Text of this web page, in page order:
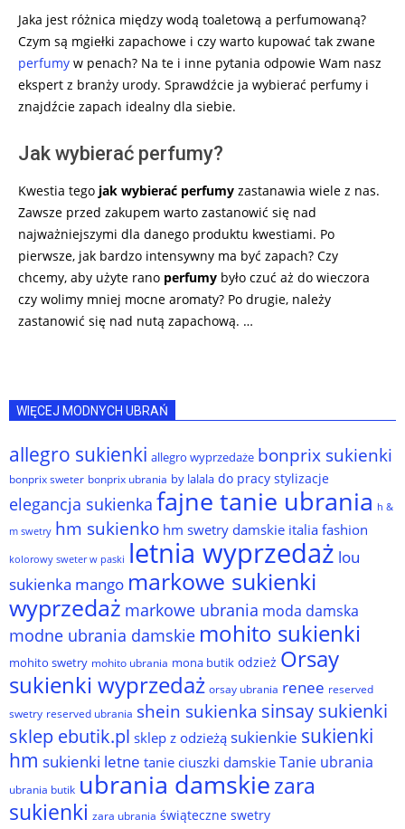
Jaka jest różnica między wodą toaletową a perfumowaną?
Czym są mgiełki zapachowe i czy warto kupować tak zwane
perfumy w penach? Na te i inne pytania odpowie Wam nasz
ekspert z branży urody. Sprawdźcie ja wybierać perfumy i
znajdźcie zapach idealny dla siebie.
Jak wybierać perfumy?
Kwestia tego jak wybierać perfumy zastanawia wiele z nas.
Zawsze przed zakupem warto zastanowić się nad
najważniejszymi dla danego produktu kwestiami. Po
pierwsze, jak bardzo intensywny ma być zapach? Czy
chcemy, aby użyte rano perfumy było czuć aż do wieczora
czy wolimy mniej mocne aromaty? Po drugie, należy
zastanowić się nad nutą zapachową. …
WIĘCEJ MODNYCH UBRAŃ
allegro sukienki allegro wyprzedaże bonprix sukienki
bonprix sweter bonprix ubrania by lalala do pracy stylizacje
elegancja sukienka fajne tanie ubrania h &
m swetry hm sukienko hm swetry damskie italia fashion
kolorowy sweter w paski letnia wyprzedaż lou
sukienka mango markowe sukienki
wyprzedaż markowe ubrania moda damska
modne ubrania damskie mohito sukienki
mohito swetry mohito ubrania mona butik odzież Orsay
sukienki wyprzedaż orsay ubrania renee reserved
swetry reserved ubrania shein sukienka sinsay sukienki
sklep ebutik.pl sklep z odzieżą sukienkie sukienki
hm sukienki letne tanie ciuszki damskie Tanie ubrania
ubrania butik ubrania damskiezara
sukienki zara ubrania świąteczne swetry